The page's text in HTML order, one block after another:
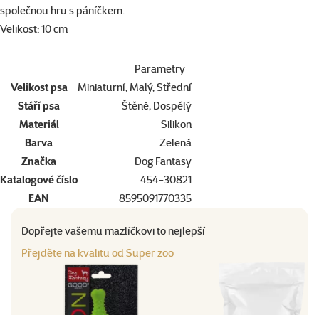
společnou hru s páníčkem.
Velikost: 10 cm
Parametry
Velikost psa
Miniaturní, Malý, Střední
Stáří psa
Štěně, Dospělý
Materiál
Silikon
Barva
Zelená
Značka
Dog Fantasy
Katalogové číslo
454-30821
EAN
8595091770335
Dopřejte vašemu mazlíčkovi to nejlepší
Přejděte na kvalitu od Super zoo